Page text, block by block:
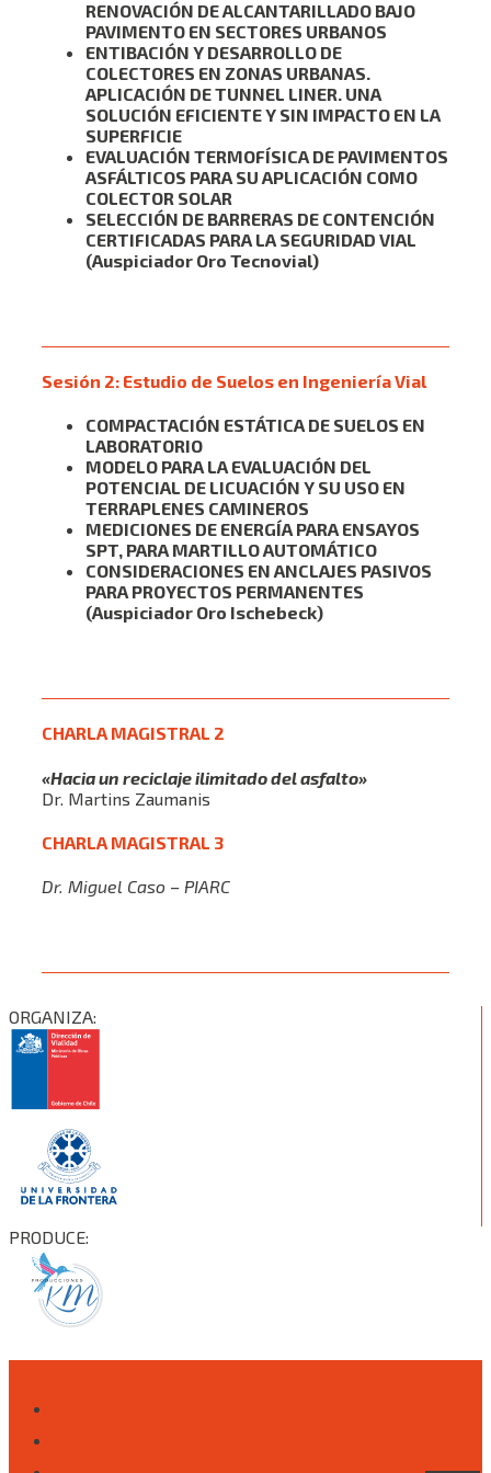
RENOVACIÓN DE ALCANTARILLADO BAJO
PAVIMENTO EN SECTORES URBANOS
ENTIBACIÓN Y DESARROLLO DE
COLECTORES EN ZONAS URBANAS.
APLICACIÓN DE TUNNEL LINER. UNA
SOLUCIÓN EFICIENTE Y SIN IMPACTO EN LA
SUPERFICIE
EVALUACIÓN TERMOFÍSICA DE PAVIMENTOS
ASFÁLTICOS PARA SU APLICACIÓN COMO
COLECTOR SOLAR
SELECCIÓN DE BARRERAS DE CONTENCIÓN
CERTIFICADAS PARA LA SEGURIDAD VIAL
(Auspiciador Oro Tecnovial)
Sesión 2: Estudio de Suelos en Ingeniería Vial
COMPACTACIÓN ESTÁTICA DE SUELOS EN
LABORATORIO
MODELO PARA LA EVALUACIÓN DEL
POTENCIAL DE LICUACIÓN Y SU USO EN
TERRAPLENES CAMINEROS
MEDICIONES DE ENERGÍA PARA ENSAYOS
SPT, PARA MARTILLO AUTOMÁTICO
CONSIDERACIONES EN ANCLAJES PASIVOS
PARA PROYECTOS PERMANENTES
(Auspiciador Oro Ischebeck)
CHARLA MAGISTRAL 2
«Hacia un reciclaje ilimitado del asfalto»
Dr. Martins Zaumanis
CHARLA MAGISTRAL 3
Dr. Miguel Caso – PIARC
ORGANIZA:
PRODUCE: